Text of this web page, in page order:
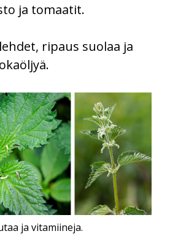
ja tomaatit.
ripaus suolaa ja
ja vitamiineja.